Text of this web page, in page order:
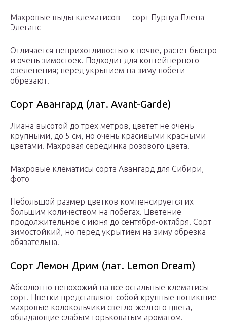
Махровые выды клематисов — сорт Пурпуа Плена
Элеганс
Отличается неприхотливостью к почве, растет быстро
и очень зимостоек. Подходит для контейнерного
озеленения; перед укрытием на зиму побеги
обрезают.
Сорт Авангард (лат. Avant-Garde)
Лиана высотой до трех метров, цветет не очень
крупными, до 5 см, но очень красивыми красными
цветами. Махровая серединка розового цвета.
Махровые клематисы сорта Авангард для Сибири,
фото
Небольшой размер цветков компенсируется их
большим количеством на побегах. Цветение
продолжительное с июня до сентября-октября. Сорт
зимостойкий, но перед укрытием на зиму обрезка
обязательна.
Сорт Лемон Дрим (лат. Lemon Dream)
Абсолютно непохожий на все остальные клематисы
сорт. Цветки представляют собой крупные поникшие
махровые колокольчики светло-желтого цвета,
обладающие слабым горьковатым ароматом.